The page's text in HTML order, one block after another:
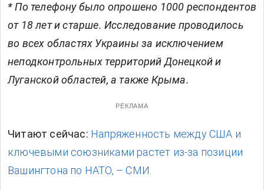
* По телефону было опрошено 1000 респондентов
от 18 лет и старше. Исследование проводилось
во всех областях Украины за исключением
неподконтрольных территорий Донецкой и
Луганской областей, а также Крыма.
РЕКЛАМА
Читают сейчас: Напряженность между США и
ключевыми союзниками растет из-за позиции
Вашингтона по НАТО, – СМИ.